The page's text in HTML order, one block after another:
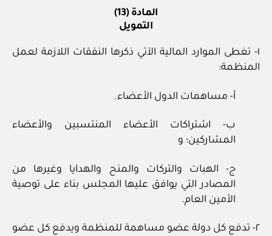
المادة (13)
التمويل
١- تغطى الموارد المالية الآتي ذكرها النفقات اللازمة لعمل
المنظمة:
أ- مساهمات الدول الأعضاء.
ب- اشتراكات الأعضاء المنتسبين والأعضاء
المشاركين؛ و
ج- الهبات والتركات والمنح والهدايا وغيرها من
المصادر التي يوافق عليها المجلس بناء على توصية
الأمين العام.
٢- تدفع كل دولة عضو مساهمة للمنظمة ويدفع كل عضو